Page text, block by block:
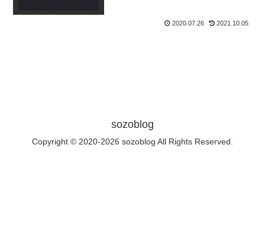
2020.07.26 2021.10.05
sozoblog
Copyright © 2020-2026 sozoblog All Rights Reserved.